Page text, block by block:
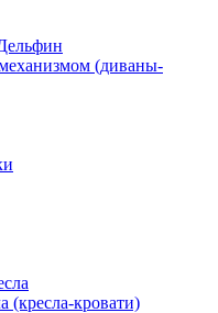
(диваны-
(кресла-кровати)